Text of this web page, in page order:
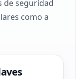
de seguridad
como a